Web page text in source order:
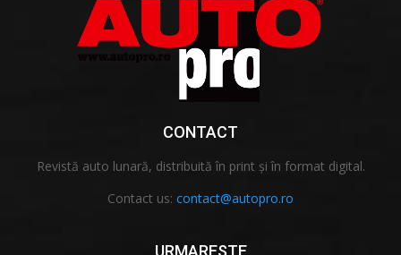
CONTACT
Revistă auto lunară, distribuită în print și în format digital.
Contact us: contact@autopro.ro
URMARESTE